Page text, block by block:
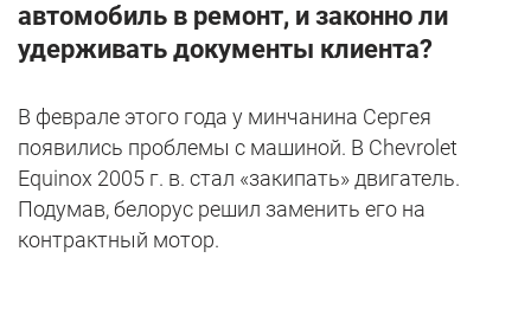
автомобиль в ремонт, и законно ли
удерживать документы клиента?
В феврале этого года у минчанина Сергея
появились проблемы с машиной. В Chevrolet
Equinox 2005 г. в. стал «закипать» двигатель.
Подумав, белорус решил заменить его на
контрактный мотор.